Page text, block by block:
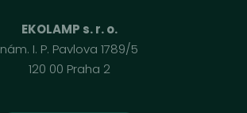
EKOLAMP s. r. o.
nám. I. P. Pavlova 1789/5
120 00 Praha 2